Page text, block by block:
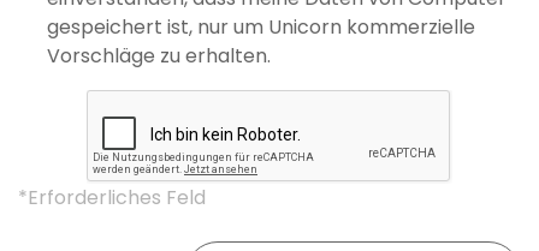
gespeichert ist, nur um Unicorn kommerzielle
Vorschläge zu erhalten.
*Erforderliches Feld